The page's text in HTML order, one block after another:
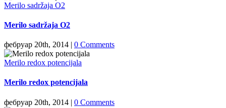
Merilo sadržaja O2
Merilo sadržaja O2
фебруар 20th, 2014 | 0 Comments
Merilo redox potencijala
Merilo redox potencijala
фебруар 20th, 2014 | 0 Comments